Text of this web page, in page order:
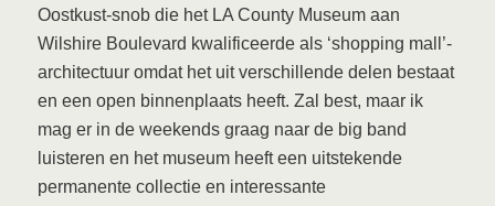
Oostkust-snob die het LA County Museum aan
Wilshire Boulevard kwalificeerde als ‘shopping mall’-
architectuur omdat het uit verschillende delen bestaat
en een open binnenplaats heeft. Zal best, maar ik
mag er in de weekends graag naar de big band
luisteren en het museum heeft een uitstekende
permanente collectie en interessante